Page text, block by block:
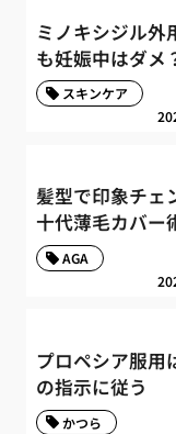
ミノキシジル外
も妊娠中はダメ
スキンケア
髪型で印象チェ
十代薄毛カバー
AGA
プロペシア服用
の指示に従う
かつら